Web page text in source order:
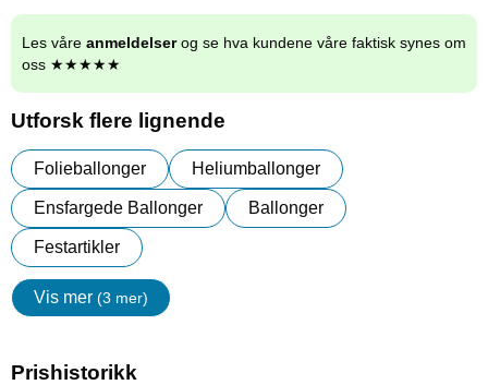
Les våre anmeldelserog se hva kundene våre faktisk synes om
oss ★★★★★
Utforsk flere lignende
Folieballonger Heliumballonger
Ensfargede Ballonger Ballonger
Festartikler
Vis mer (3 mer)
egenskaper
Prishistorikk